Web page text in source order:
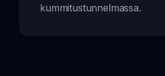
kummitustunnelmassa.